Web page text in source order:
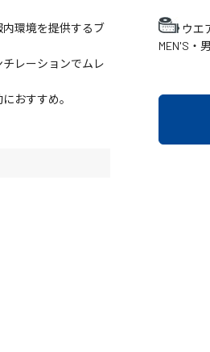
環境を提供するブ
レーションでムレ
おすすめ。
ウエ
MEN'S・